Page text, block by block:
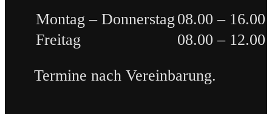
Montag – Donnerstag 08.00 – 16.00
Freitag
08.00 – 12.00
Termine nach Vereinbarung.